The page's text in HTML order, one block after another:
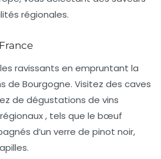
régionales.
ravissants en empruntant la
de Bourgogne. Visitez des caves
de dégustations de vins
, tels que le bœuf
d’un verre de pinot noir,